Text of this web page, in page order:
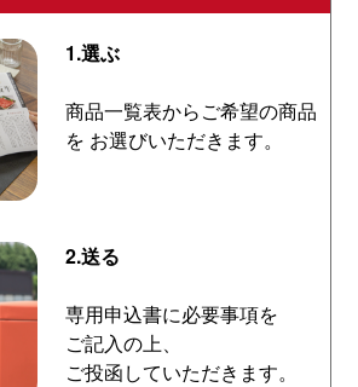
1.選ぶ
商品一覧表からご希望の商品
を お選びいただきます。
2.送る
専用申込書に必要事項を
ご記入の上、
ご投函していただきます。